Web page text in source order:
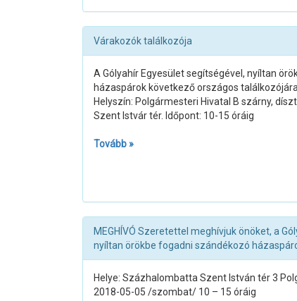
Várakozók találkozója
A Gólyahír Egyesület segítségével, nyíltan
házaspárok következő országos
Helyszín: Polgármesteri Hivatal B szárny,
Szent Istvár tér. Időpont: 10-15 óráig
Tovább »
MEGHÍVÓ Szeretettel meghívjuk önöket, a
nyíltan örökbe fogadni szándékozó
Helye: Százhalombatta Szent István tér 3
2018-05-05 /szombat/ 10 – 15 óráig